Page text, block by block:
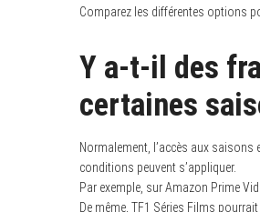
Comparez les différentes options
Y a-t-il des
certaines
Normalement, l’accès aux
conditions peuvent s’appliquer.
Par exemple, sur Amazon Prime
De même, TF1 Séries Films